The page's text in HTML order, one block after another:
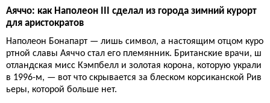
Аяччо: как Наполеон III сделал из города зимний курорт
для аристократов
Наполеон Бонапарт — лишь символ, а настоящим отцом куро
ртной славы Аяччо стал его племянник. Британские врачи, ш
отландская мисс Кэмпбелл и золотая корона, которую украли
в 1996-м, — вот что скрывается за блеском корсиканской Рив
ьеры, которой больше нет.